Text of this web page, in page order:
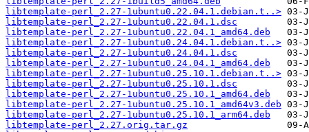
libtemplate-perl_2.27-1ubuntu0.22.04.1.debian.t..>
libtemplate-perl_2.27-1ubuntu0.22.04.1.dsc
libtemplate-perl_2.27-1ubuntu0.22.04.1_amd64.deb
libtemplate-perl_2.27-1ubuntu0.24.04.1.debian.t..>
libtemplate-perl_2.27-1ubuntu0.24.04.1.dsc
libtemplate-perl_2.27-1ubuntu0.24.04.1_amd64.deb
libtemplate-perl_2.27-1ubuntu0.25.10.1.debian.t..>
libtemplate-perl_2.27-1ubuntu0.25.10.1.dsc
libtemplate-perl_2.27-1ubuntu0.25.10.1_amd64.deb
libtemplate-perl_2.27-1ubuntu0.25.10.1_amd64v3.deb
libtemplate-perl_2.27-1ubuntu0.25.10.1_arm64.deb
libtemplate-perl_2.27.orig.tar.gz